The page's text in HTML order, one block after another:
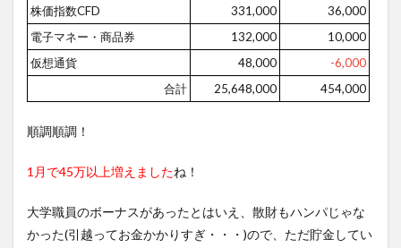
株価指数CFD
331,000
36,000
電子マネー・商品券
132,000
10,000
仮想通貨
48,000
-6,000
合計
25,648,000 454,000
順調順調！
1月で45万以上増えましたね！
大学職員のボーナスがあったとはいえ、散財もハンパじゃな
かった(引越ってお金かかりすぎ・・・)ので、ただ貯金してい